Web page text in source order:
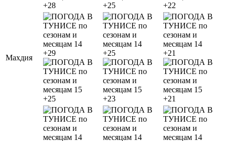
+28 +25 +22
Махдия
+29
+25
+25
+23
+21
+21